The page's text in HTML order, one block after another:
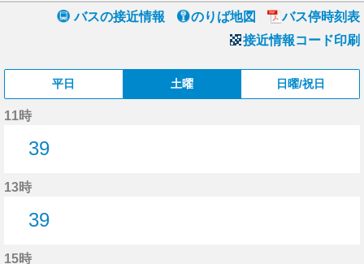
バスの接近情報 のりば地図
バス停時刻表
接近情報コード印刷
平日 土曜 日曜/祝日
11時
39
13時
39
15時